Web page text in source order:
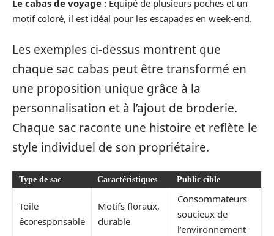
Le cabas de voyage : Équipé de plusieurs poches et un
motif coloré, il est idéal pour les escapades en week-end.
Les exemples ci-dessus montrent que
chaque sac cabas peut être transformé en
une proposition unique grâce à la
personnalisation et à l’ajout de broderie.
Chaque sac raconte une histoire et reflète le
style individuel de son propriétaire.
Type de sac Caractéristiques Public cible
Toile
écoresponsable
Motifs floraux,
durable
Consommateurs
soucieux de
l’environnement